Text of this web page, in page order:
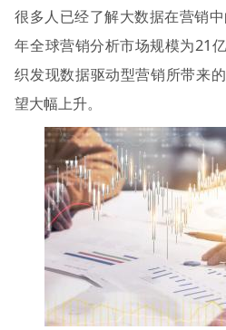
很多人已经了解大数据在营销
年全球营销分析市场规模为21
织发现数据驱动型营销所带来
望大幅上升。